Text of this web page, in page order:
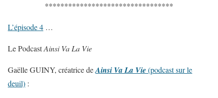
*********************************
L’épisode 4 …
Le PodcastAinsi Va La Vie
Gaëlle GUINY, créatrice deAinsi Va La Vie(podcast sur le
deuil) :